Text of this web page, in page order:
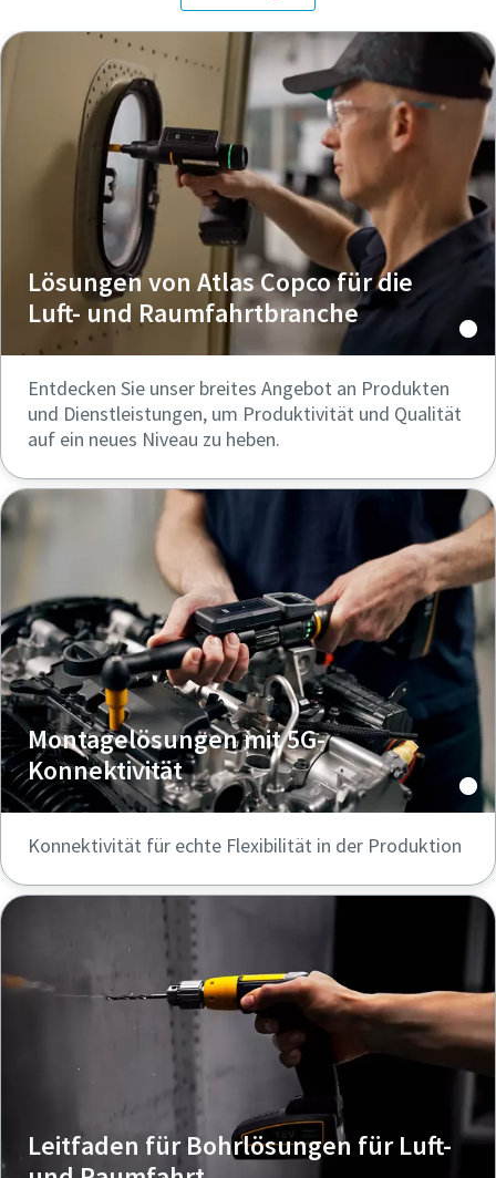
Lösungen von Atlas Copco für die
Luft- und Raumfahrtbranche
Entdecken Sie unser breites Angebot an Produkten
und Dienstleistungen, um Produktivität und Qualität
auf ein neues Niveau zu heben.
Montagelösungen mit 5G-
Konnektivität
Konnektivität für echte Flexibilität in der Produktion
Leitfaden für Bohrlösungen für Luft-